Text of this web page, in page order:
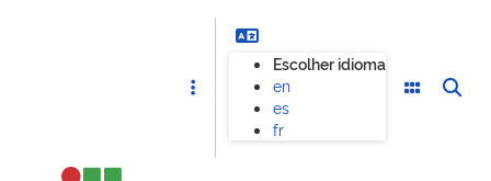
Escolher idioma
en
es
fr